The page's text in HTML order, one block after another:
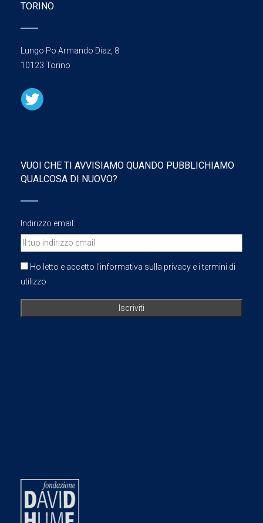
TORINO
Lungo Po Armando Diaz, 8
10123 Torino
VUOI CHE TI AVVISIAMO QUANDO PUBBLICHIAMO
QUALCOSA DI NUOVO?
Indirizzo email:
Ho letto e accetto l'informativa sulla privacy e i termini di
utilizzo